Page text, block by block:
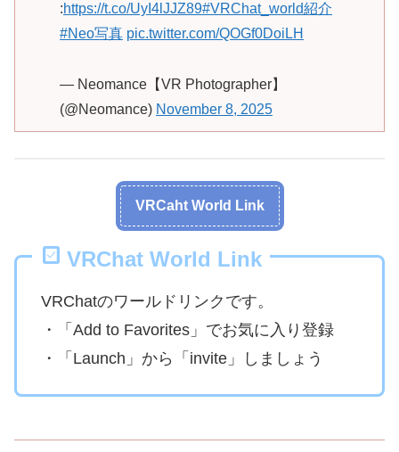
:https://t.co/UyI4lJJZ89#VRChat_world紹介
#Neo写真 pic.twitter.com/QOGf0DoiLH
— Neomance【VR Photographer】
(@Neomance) November 8, 2025
VRCaht World Link
VRChat World Link
VRChatのワールドリンクです。
・「Add to Favorites」でお気に入り登録
・「Launch」から「invite」しましょう